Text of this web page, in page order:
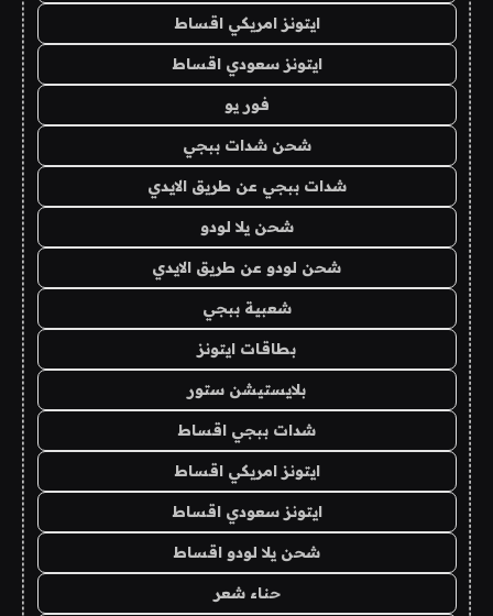
ايتونز امريكي اقساط
ايتونز سعودي اقساط
فور يو
شحن شدات ببجي
شدات ببجي عن طريق الايدي
شحن يلا لودو
شحن لودو عن طريق الايدي
شعبية ببجي
بطاقات ايتونز
بلايستيشن ستور
شدات ببجي اقساط
ايتونز امريكي اقساط
ايتونز سعودي اقساط
شحن يلا لودو اقساط
حناء شعر